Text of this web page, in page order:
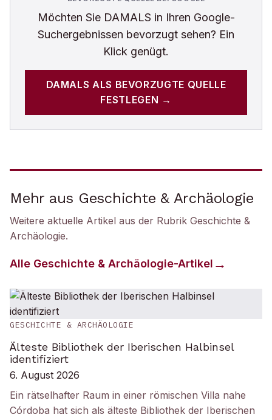
Möchten Sie DAMALS in Ihren Google-
Suchergebnissen bevorzugt sehen? Ein
Klick genügt.
DAMALS ALS BEVORZUGTE QUELLE
FESTLEGEN →
Mehr aus Geschichte & Archäologie
Weitere aktuelle Artikel aus der Rubrik Geschichte &
Archäologie.
Alle Geschichte & Archäologie-Artikel
GESCHICHTE & ARCHÄOLOGIE
Älteste Bibliothek der Iberischen Halbinsel
identifiziert
6. August 2026
Ein rätselhafter Raum in einer römischen Villa nahe
Córdoba hat sich als älteste Bibliothek der Iberischen